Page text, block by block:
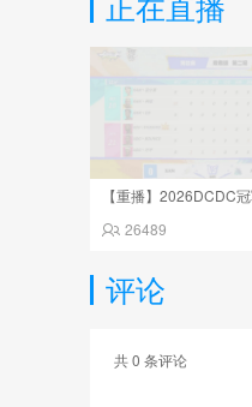
26489
评论
共0 条评论